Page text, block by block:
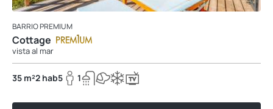
BARRIO PREMIUM
Cottage
vista al mar
35 m²2 hab5 1